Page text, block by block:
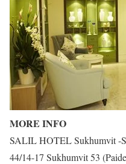
MORE INFO
SALIL HOTEL Sukhumvit -
44/14-17 Sukhumvit 53